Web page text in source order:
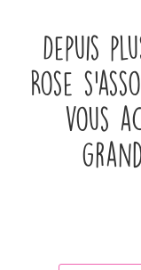
Depuis
Rose
vous